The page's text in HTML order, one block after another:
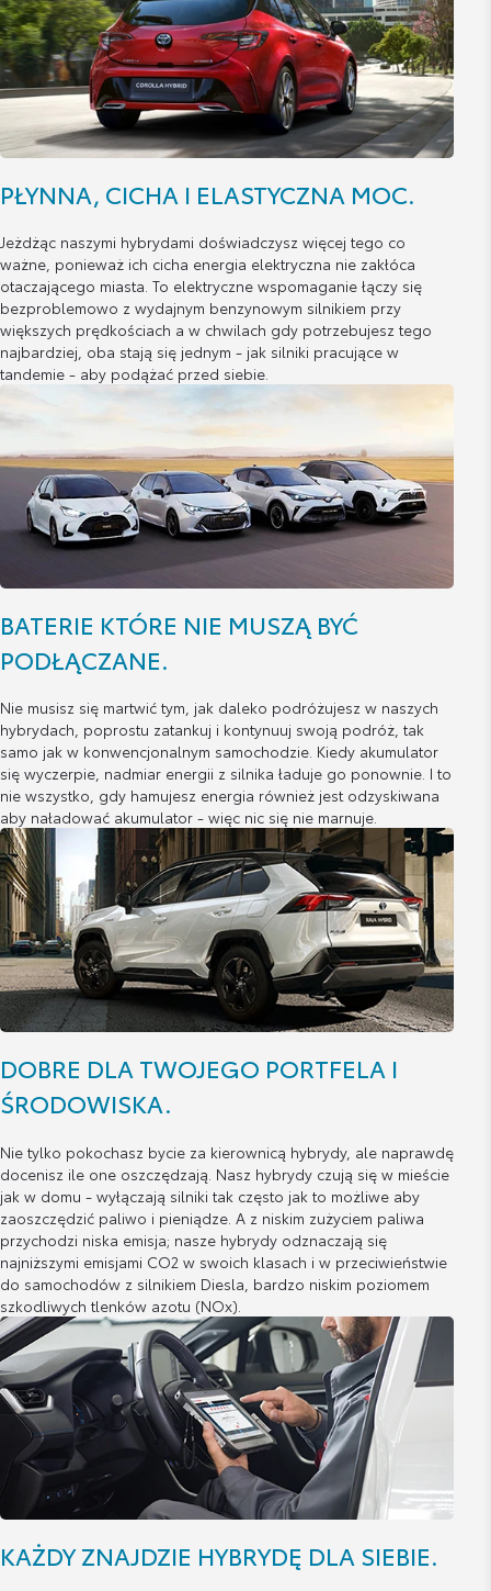
PŁYNNA, CICHA I ELASTYCZNA MOC.
Jeżdżąc naszymi hybrydami doświadczysz więcej tego co
ważne, ponieważ ich cicha energia elektryczna nie zakłóca
otaczającego miasta. To elektryczne wspomaganie łączy się
bezproblemowo z wydajnym benzynowym silnikiem przy
większych prędkościach a w chwilach gdy potrzebujesz tego
najbardziej, oba stają się jednym - jak silniki pracujące w
tandemie - aby podążać przed siebie.
BATERIE KTÓRE NIE MUSZĄ BYĆ
PODŁĄCZANE.
Nie musisz się martwić tym, jak daleko podróżujesz w naszych
hybrydach, poprostu zatankuj i kontynuuj swoją podróż, tak
samo jak w konwencjonalnym samochodzie. Kiedy akumulator
się wyczerpie, nadmiar energii z silnika ładuje go ponownie. I to
nie wszystko, gdy hamujesz energia również jest odzyskiwana
aby naładować akumulator - więc nic się nie marnuje.
DOBRE DLA TWOJEGO PORTFELA I
ŚRODOWISKA.
Nie tylko pokochasz bycie za kierownicą hybrydy, ale naprawdę
docenisz ile one oszczędzają. Nasz hybrydy czują się w mieście
jak w domu - wyłączają silniki tak często jak to możliwe aby
zaoszczędzić paliwo i pieniądze. A z niskim zużyciem paliwa
przychodzi niska emisja; nasze hybrydy odznaczają się
najniższymi emisjami CO2 w swoich klasach i w przeciwieństwie
do samochodów z silnikiem Diesla, bardzo niskim poziomem
szkodliwych tlenków azotu (NOx).
KAŻDY ZNAJDZIE HYBRYDĘ DLA SIEBIE.